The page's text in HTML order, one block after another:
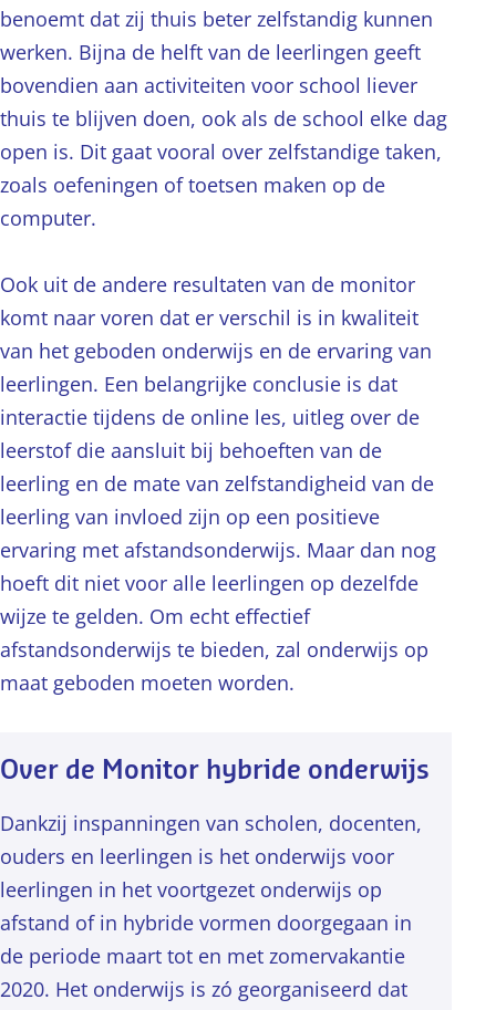
benoemt dat zij thuis beter zelfstandig kunnen
werken. Bijna de helft van de leerlingen geeft
bovendien aan activiteiten voor school liever
thuis te blijven doen, ook als de school elke dag
open is. Dit gaat vooral over zelfstandige taken,
zoals oefeningen of toetsen maken op de
computer.
Ook uit de andere resultaten van de monitor
komt naar voren dat er verschil is in kwaliteit
van het geboden onderwijs en de ervaring van
leerlingen. Een belangrijke conclusie is dat
interactie tijdens de online les, uitleg over de
leerstof die aansluit bij behoeften van de
leerling en de mate van zelfstandigheid van de
leerling van invloed zijn op een positieve
ervaring met afstandsonderwijs. Maar dan nog
hoeft dit niet voor alle leerlingen op dezelfde
wijze te gelden. Om echt effectief
afstandsonderwijs te bieden, zal onderwijs op
maat geboden moeten worden.
Over de Monitor hybride onderwijs
Dankzij inspanningen van scholen, docenten,
ouders en leerlingen is het onderwijs voor
leerlingen in het voortgezet onderwijs op
afstand of in hybride vormen doorgegaan in
de periode maart tot en met zomervakantie
2020. Het onderwijs is zó georganiseerd dat